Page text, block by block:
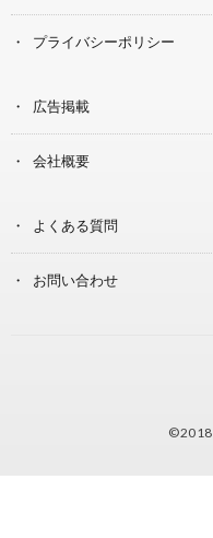
プライバシーポリシー
広告掲載
会社概要
よくある質問
お問い合わせ
©2018